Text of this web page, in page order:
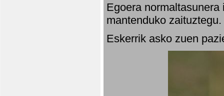
Egoera
mantenduko
Eskerrik asko zuen